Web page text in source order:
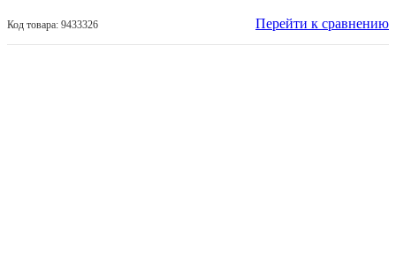
Код товара: 9433326 Перейти к сравнению